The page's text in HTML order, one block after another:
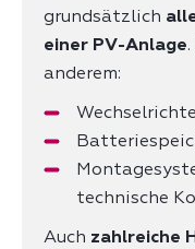
grundsätzlich
einer PV-Anlage
anderem:
technische
Auch zahlreiche